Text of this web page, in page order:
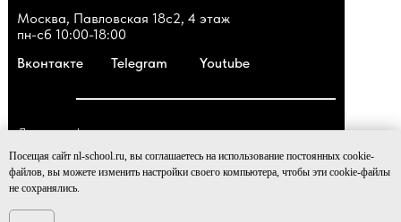
Посещая сайт nl-school.ru, вы соглашаетесь на использование постоянных cookie-
файлов, вы можете изменить настройки своего компьютера, чтобы эти cookie-файлы
не сохранялись.
Политика обработки персональных данных
Договор оферты
© 2016-2026 Nl-school. Школа доктора Крутова
Москва, Павловская 18с2, 4 этаж
пн-сб 10:00-18:00
Youtube
Вконтакте Telegram